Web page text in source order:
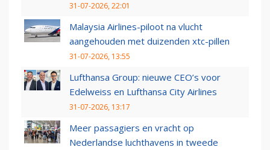
31-07-2026, 22:01
Malaysia Airlines-piloot na vlucht
aangehouden met duizenden xtc-pillen
31-07-2026, 13:55
Lufthansa Group: nieuwe CEO’s voor
Edelweiss en Lufthansa City Airlines
31-07-2026, 13:17
Meer passagiers en vracht op
Nederlandse luchthavens in tweede